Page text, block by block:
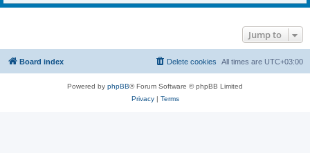
Jump to
Board index All times are UTC+03:00
Delete cookies
Powered by phpBB® Forum Software © phpBB Limited
Privacy| Terms